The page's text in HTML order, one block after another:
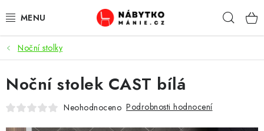
na
OBÝVACÍ POKOJ
KUCHYŇ A JÍDELNA
LOŽNICE
Noční stolky
Noční stolek CAST bílá
Neohodnoceno Podrobnosti hodnocení